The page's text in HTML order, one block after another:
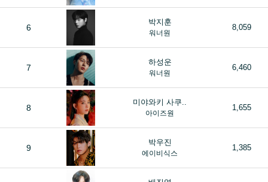
6
박지훈
워너원
8,059
7
하성운
워너원
6,460
8
미야와키 사쿠..
아이즈원
1,655
9
박우진
에이비식스
1,385